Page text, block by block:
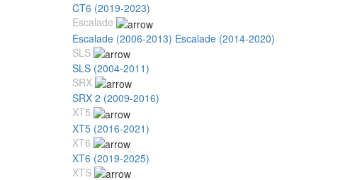
CT6 (2019-2023)
Escalade
Escalade (2006-2013) Escalade (2014-2020)
SLS
SLS (2004-2011)
SRX
SRX 2 (2009-2016)
XT5
XT5 (2016-2021)
XT6
XT6 (2019-2025)
XTS